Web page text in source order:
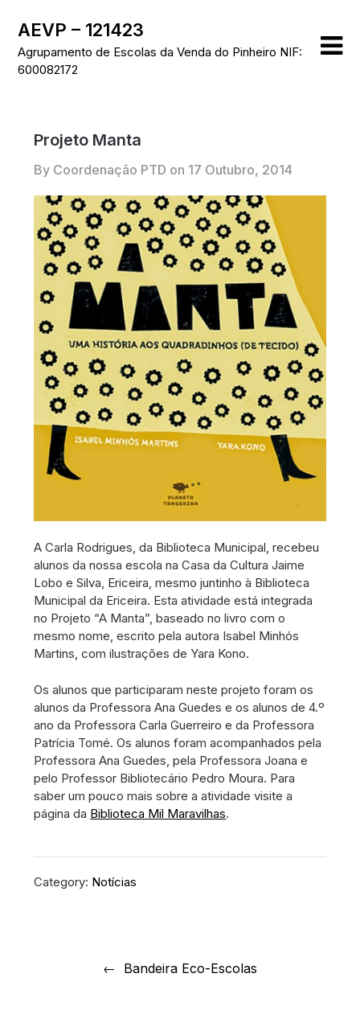
content
AEVP – 121423
Agrupamento de Escolas da Venda do Pinheiro NIF:
600082172
Projeto Manta
By Coordenação PTD on 17 Outubro, 2014
A Carla Rodrigues, da Biblioteca Municipal, recebeu
alunos da nossa escola na Casa da Cultura Jaime
Lobo e Silva, Ericeira, mesmo juntinho à Biblioteca
Municipal da Ericeira. Esta atividade está integrada
no Projeto “A Manta”, baseado no livro com o
mesmo nome, escrito pela autora Isabel Minhós
Martins, com ilustrações de Yara Kono.
Os alunos que participaram neste projeto foram os
alunos da Professora Ana Guedes e os alunos de 4.º
ano da Professora Carla Guerreiro e da Professora
Patrícia Tomé. Os alunos foram acompanhados pela
Professora Ana Guedes, pela Professora Joana e
pelo Professor Bibliotecário Pedro Moura. Para
saber um pouco mais sobre a atividade visite a
página da Biblioteca Mil Maravilhas.
Category: Notícias
Bandeira Eco-Escolas